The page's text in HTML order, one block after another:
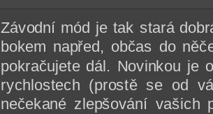
Závodní mód je tak stará
bokem napřed, občas do
pokračujete dál. Novinkou je
rychlostech (prostě se od
nečekané zlepšování